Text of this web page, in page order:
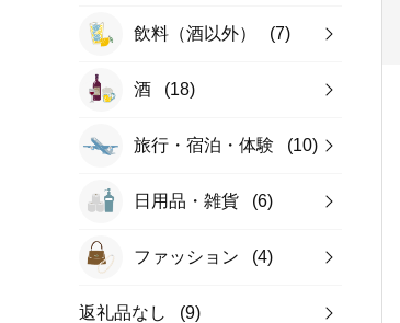
飲料（酒以外） (7)
酒 (18)
旅行・宿泊・体験 (10)
日用品・雑貨 (6)
ファッション (4)
返礼品なし (9)